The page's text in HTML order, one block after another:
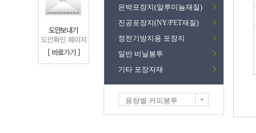
은박포장지(알루미늄재질)
진공포장지(NY/PET재질)
정전기방지용 포장지
일반 비닐봉투
기타 포장자재
용량별 커피봉투